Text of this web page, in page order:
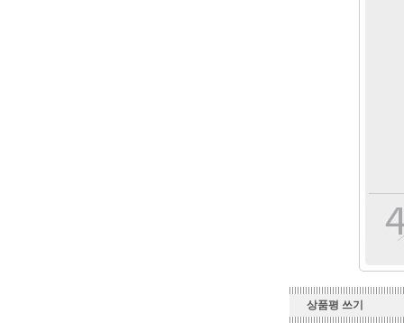
상품평 쓰기